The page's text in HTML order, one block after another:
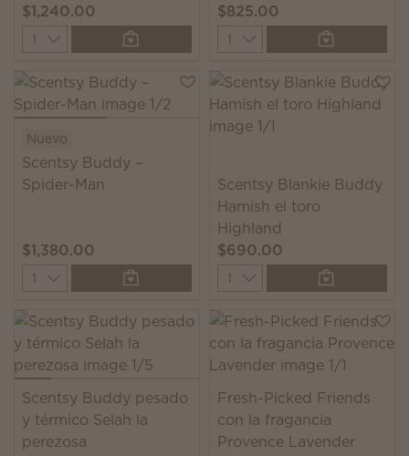
$1,240.00
Quantity
$825.00
Quantity
Nuevo
Scentsy Buddy –
Spider-Man
$1,380.00
Quantity
Scentsy Blankie Buddy
Hamish el toro
Highland
$690.00
Quantity
Scentsy Buddy pesado
y térmico Selah la
perezosa
Fresh-Picked Friends
con la fragancia
Provence Lavender